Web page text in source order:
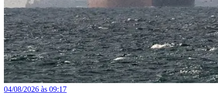
04/08/2026 às 09:17